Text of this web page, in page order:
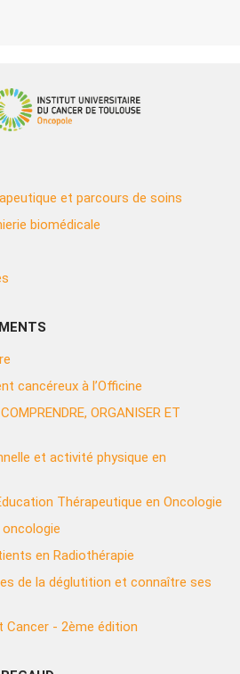
et parcours de soins
biomédicale
cancéreux à l’Officine
ORGANISER ET
et activité physique en
Thérapeutique en Oncologie
en Radiothérapie
de la déglutition et connaître ses
Cancer - 2ème édition